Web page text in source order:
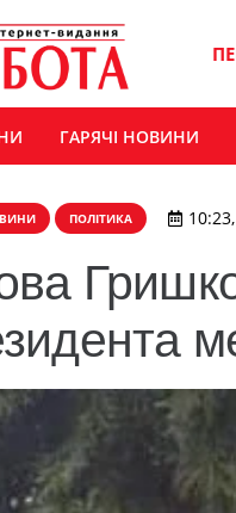
ГАРЯЧІ НОВИНИ
ПОЛІТИКА